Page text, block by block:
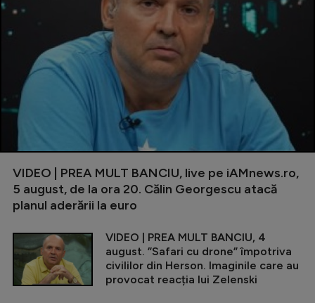
VIDEO | PREA MULT BANCIU, live pe iAMnews.ro,
5 august, de la ora 20. Călin Georgescu atacă
planul aderării la euro
VIDEO | PREA MULT BANCIU, 4
august. ”Safari cu drone” împotriva
civililor din Herson. Imaginile care au
provocat reacția lui Zelenski